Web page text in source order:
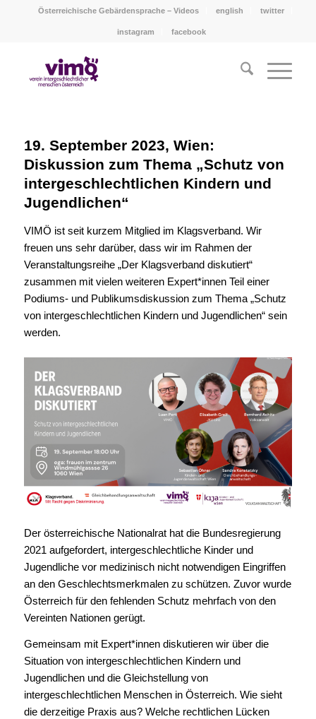
Österreichische Gebärdensprache – Videos english twitter
instagram facebook
19. September 2023, Wien:
Diskussion zum Thema „Schutz von
intergeschlechtlichen Kindern und
Jugendlichen“
VIMÖ ist seit kurzem Mitglied im Klagsverband. Wir
freuen uns sehr darüber, dass wir im Rahmen der
Veranstaltungsreihe „Der Klagsverband diskutiert“
zusammen mit vielen weiteren Expert*innen Teil einer
Podiums- und Publikumsdiskussion zum Thema „Schutz
von intergeschlechtlichen Kindern und Jugendlichen“ sein
werden.
Der österreichische Nationalrat hat die Bundesregierung
2021 aufgefordert, intergeschlechtliche Kinder und
Jugendliche vor medizinisch nicht notwendigen Eingriffen
an den Geschlechtsmerkmalen zu schützen. Zuvor wurde
Österreich für den fehlenden Schutz mehrfach von den
Vereinten Nationen gerügt.
Gemeinsam mit Expert*innen diskutieren wir über die
Situation von intergeschlechtlichen Kindern und
Jugendlichen und die Gleichstellung von
intergeschlechtlichen Menschen in Österreich. Wie sieht
die derzeitige Praxis aus? Welche rechtlichen Lücken